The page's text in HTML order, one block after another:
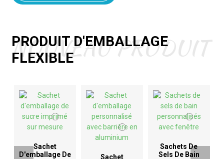
PRODUIT D'EMBALLAGE
FLEXIBLE
NOUVEAU PRODUIT
Sachet
D'emballage De
Sachet
Sachets De
Sels De Bain